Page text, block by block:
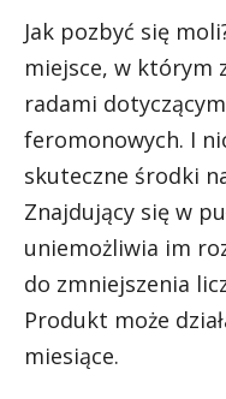
Jak pozbyć się
miejsce, w którym
radami
feromonowych. I
skuteczne środki
Znajdujący się w
uniemożliwia im
do zmniejszenia
Produkt może
miesiące.